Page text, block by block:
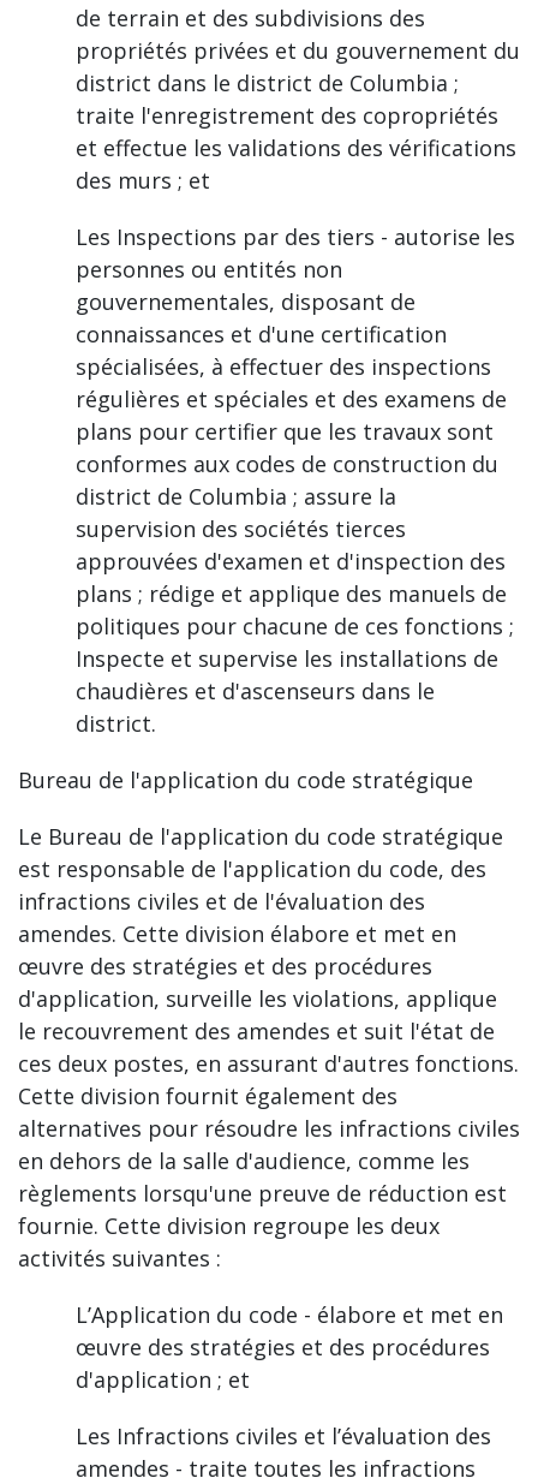
de terrain et des subdivisions des
propriétés privées et du gouvernement du
district dans le district de Columbia ;
traite l'enregistrement des copropriétés
et effectue les validations des vérifications
des murs ; et
Les Inspections par des tiers - autorise les
personnes ou entités non
gouvernementales, disposant de
connaissances et d'une certification
spécialisées, à effectuer des inspections
régulières et spéciales et des examens de
plans pour certifier que les travaux sont
conformes aux codes de construction du
district de Columbia ; assure la
supervision des sociétés tierces
approuvées d'examen et d'inspection des
plans ; rédige et applique des manuels de
politiques pour chacune de ces fonctions ;
Inspecte et supervise les installations de
chaudières et d'ascenseurs dans le
district.
Bureau de l'application du code stratégique
Le Bureau de l'application du code stratégique
est responsable de l'application du code, des
infractions civiles et de l'évaluation des
amendes. Cette division élabore et met en
œuvre des stratégies et des procédures
d'application, surveille les violations, applique
le recouvrement des amendes et suit l'état de
ces deux postes, en assurant d'autres fonctions.
Cette division fournit également des
alternatives pour résoudre les infractions civiles
en dehors de la salle d'audience, comme les
règlements lorsqu'une preuve de réduction est
fournie. Cette division regroupe les deux
activités suivantes :
L’Application du code - élabore et met en
œuvre des stratégies et des procédures
d'application ; et
Les Infractions civiles et l’évaluation des
amendes - traite toutes les infractions